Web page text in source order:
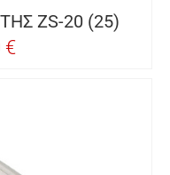
ZS-20 (25)
€